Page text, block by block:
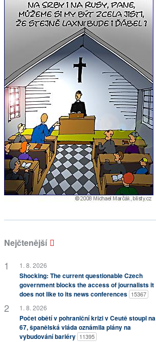
Nejčtenější
1. 8. 2026
Shocking: The current questionable Czech
government blocks the access of journalists it
does not like to its news conferences 15367
1. 8. 2026
Počet obětí v pohraniční krizi v Ceutě stoupl na
67, španělská vláda oznámila plány na
vybudování bariéry 11395